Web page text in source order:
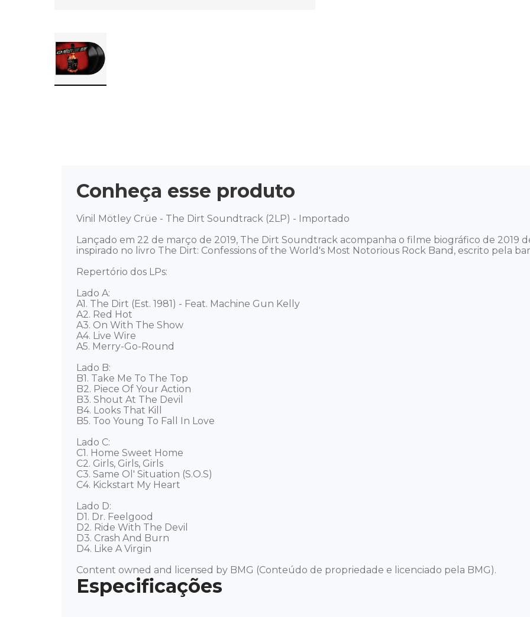
Conheça esse produto
Vinil Mötley Crüe - The Dirt Soundtrack (2LP) - Importado
Lançado em 22 de março de 2019, The Dirt Soundtrack acompanha o filme biográfico de 2019
inspirado no livro The Dirt: Confessions of the World's Most Notorious Rock Band, escrito pela
Repertório dos LPs:
Lado A:
A1. The Dirt (Est. 1981) - Feat. Machine Gun Kelly
A2. Red Hot
A3. On With The Show
A4. Live Wire
A5. Merry-Go-Round
Lado B:
B1. Take Me To The Top
B2. Piece Of Your Action
B3. Shout At The Devil
B4. Looks That Kill
B5. Too Young To Fall In Love
Lado C:
C1. Home Sweet Home
C2. Girls, Girls, Girls
C3. Same Ol' Situation (S.O.S)
C4. Kickstart My Heart
Lado D:
D1. Dr. Feelgood
D2. Ride With The Devil
D3. Crash And Burn
D4. Like A Virgin
Content owned and licensed by BMG (Conteúdo de propriedade e licenciado pela BMG).